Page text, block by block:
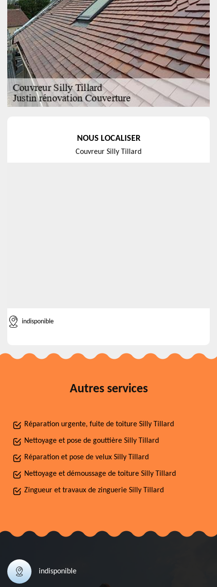
NOUS LOCALISER
Couvreur Silly Tillard
indisponible
Autres services
Réparation urgente, fuite de toiture Silly Tillard
Nettoyage et pose de gouttière Silly Tillard
Réparation et pose de velux Silly Tillard
Nettoyage et démoussage de toiture Silly Tillard
Zingueur et travaux de zinguerie Silly Tillard
indisponible